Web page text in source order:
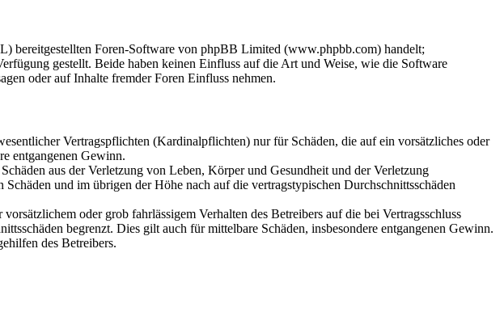
bereitgestellten Foren-Software von phpBB Limited (www.phpbb.com) handelt;
gestellt. Beide haben keinen Einfluss auf die Art und Weise, wie die Software
oder auf Inhalte fremder Foren Einfluss nehmen.
Vertragspflichten (Kardinalpflichten) nur für Schäden, die auf ein vorsätzliches oder
entgangenen Gewinn.
aus der Verletzung von Leben, Körper und Gesundheit und der Verletzung
und im übrigen der Höhe nach auf die vertragstypischen Durchschnittsschäden
oder grob fahrlässigem Verhalten des Betreibers auf die bei Vertragsschluss
begrenzt. Dies gilt auch für mittelbare Schäden, insbesondere entgangenen Gewinn.
des Betreibers.